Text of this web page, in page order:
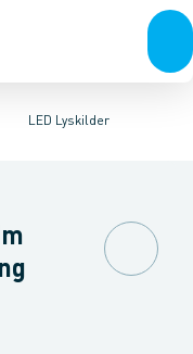
Tilbehør til
LED Lyskilder